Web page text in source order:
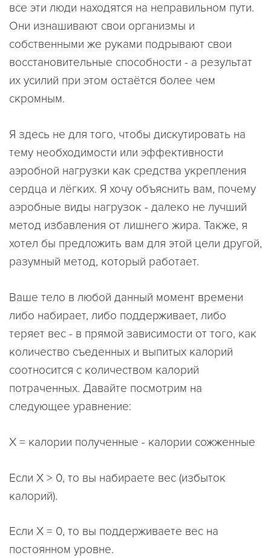
все эти люди находятся на неправильном пути.
Они изнашивают свои организмы и
собственными же руками подрывают свои
восстановительные способности - а результат
их усилий при этом остаётся более чем
скромным.
Я здесь не для того, чтобы дискутировать на
тему необходимости или эффективности
аэробной нагрузки как средства укрепления
сердца и лёгких. Я хочу объяснить вам, почему
аэробные виды нагрузок - далеко не лучший
метод избавления от лишнего жира. Также, я
хотел бы предложить вам для этой цели другой,
разумный метод, который работает.
Ваше тело в любой данный момент времени
либо набирает, либо поддерживает, либо
теряет вес - в прямой зависимости от того, как
количество съеденных и выпитых калорий
соотносится с количеством калорий
потраченных. Давайте посмотрим на
следующее уравнение:
Х = калории полученные - калории сожженные
Если Х > 0, то вы набираете вес (избыток
калорий).
Если Х = 0, то вы поддерживаете вес на
постоянном уровне.